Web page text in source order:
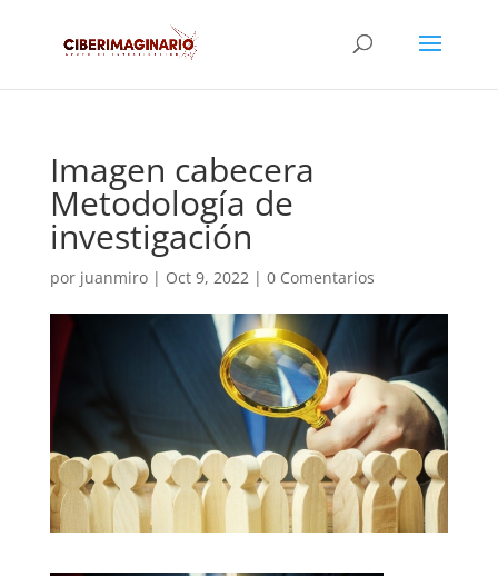
Imagen cabecera
Metodología de
investigación
por juanmiro| Oct 9, 2022| 0 Comentarios